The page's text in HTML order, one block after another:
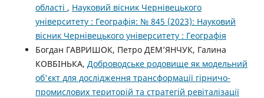
області , Науковий вісник Чернівецького
університету : Географія: № 845 (2023): Науковий
вісник Чернівецького університету : Географія
Богдан ГАВРИШОК, Петро ДЕМ’ЯНЧУК, Галина
КОВБІНЬКА, Доброводське родовище як модельний
об'єкт для дослідження трансформації гірничо-
промислових територій та стратегій ревіталізації